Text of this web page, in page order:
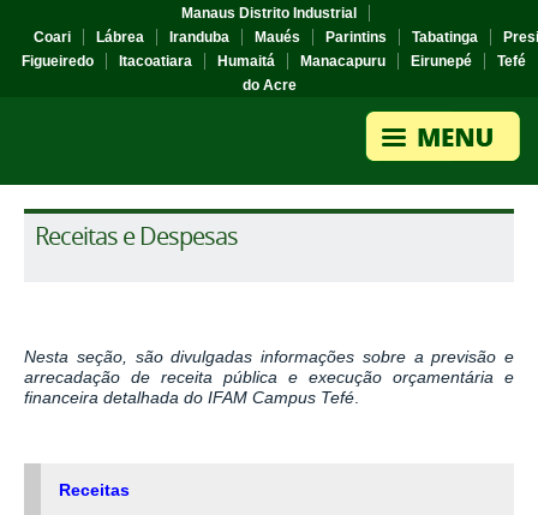
Manaus Distrito Industrial
Coari
Lábrea Iranduba Maués Parintins Tabatinga
Figueiredo
Itacoatiara Humaitá Manacapuru Eirunepé
Tefé
do Acre
Receitas e Despesas
Nesta seção, são divulgadas informações sobre a previsão e
arrecadação de receita pública e execução orçamentária e
financeira detalhada do IFAM Campus Tefé.
Receitas